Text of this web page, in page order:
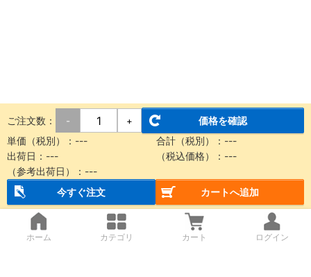
ご注文数： - +
価格を確認
単価（税別）： --- 合計（税別）： ---
出荷日： --- （税込価格）： ---
（参考出荷日）： ---
今すぐ注文
カートへ追加
ホーム カテゴリ カート ログイン